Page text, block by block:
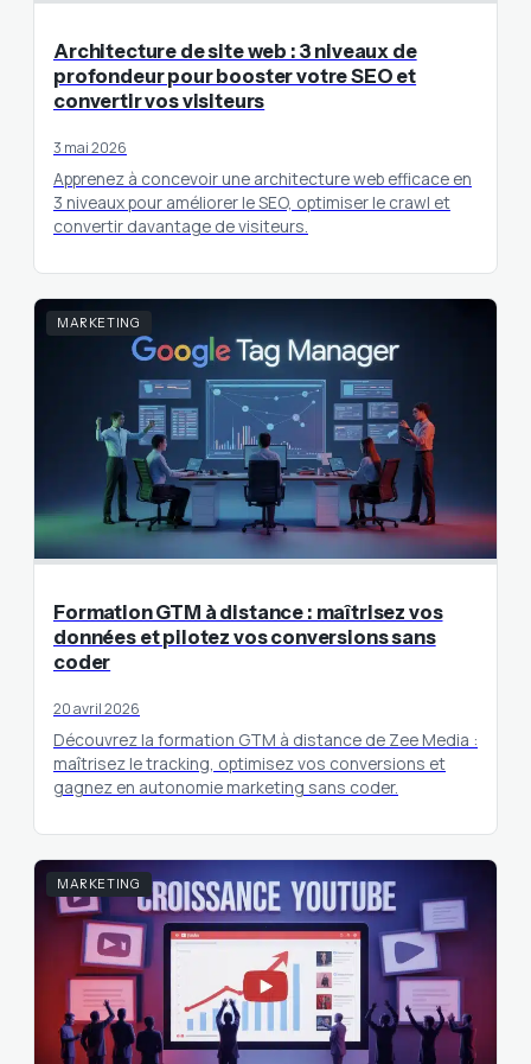
Architecture de site web : 3 niveaux de
profondeur pour booster votre SEO et
convertir vos visiteurs
3 mai 2026
Apprenez à concevoir une architecture web efficace en
3 niveaux pour améliorer le SEO, optimiser le crawl et
convertir davantage de visiteurs.
MARKETING
Formation GTM à distance : maîtrisez vos
données et pilotez vos conversions sans
coder
20 avril 2026
Découvrez la formation GTM à distance de Zee Media :
maîtrisez le tracking, optimisez vos conversions et
gagnez en autonomie marketing sans coder.
MARKETING